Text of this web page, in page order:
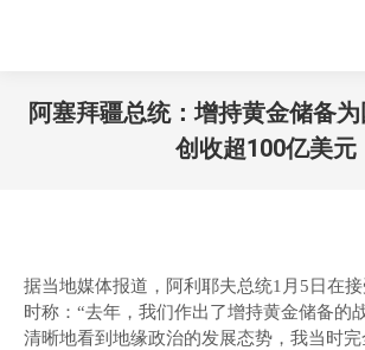
阿塞拜疆总统：增持黄金储备
创收超100亿美元
据当地媒体报道，阿利耶夫总统1月5日在
时称：“去年，我们作出了增持黄金储备的
清晰地看到地缘政治的发展态势，我当时